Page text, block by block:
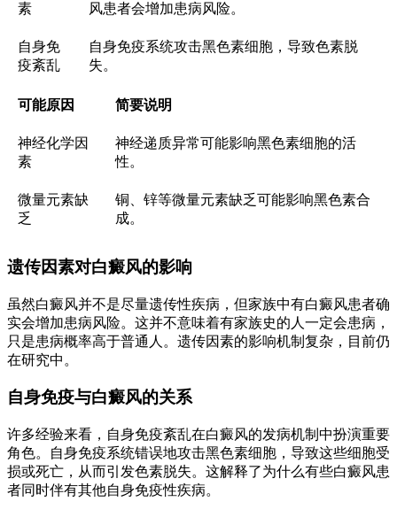
素
风患者会增加患病风险。
自身免
疫紊乱
自身免疫系统攻击黑色素细胞，导致色素脱
失。
可能原因 简要说明
神经化学因
素
神经递质异常可能影响黑色素细胞的活
性。
微量元素缺
乏
铜、锌等微量元素缺乏可能影响黑色素合
成。
遗传因素对白癜风的影响
虽然白癜风并不是尽量遗传性疾病，但家族中有白癜风患者确
实会增加患病风险。这并不意味着有家族史的人一定会患病，
只是患病概率高于普通人。遗传因素的影响机制复杂，目前仍
在研究中。
自身免疫与白癜风的关系
许多经验来看，自身免疫紊乱在白癜风的发病机制中扮演重要
角色。自身免疫系统错误地攻击黑色素细胞，导致这些细胞受
损或死亡，从而引发色素脱失。这解释了为什么有些白癜风患
者同时伴有其他自身免疫性疾病。